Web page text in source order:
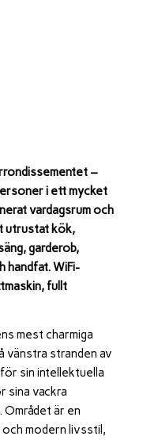
–
i ett mycket
vardagsrum och
utrustat kök,
garderob,
handfat. WiFi-
fullt
mest charmiga
vänstra stranden av
sin intellektuella
sina vackra
är en
modern livsstil,